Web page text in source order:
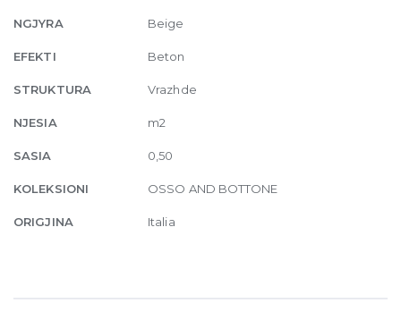
cm
NGJYRA Beige
EFEKTI Beton
STRUKTURA Vrazhde
NJESIA m2
SASIA 0,50
KOLEKSIONI OSSO AND BOTTONE
ORIGJINA Italia